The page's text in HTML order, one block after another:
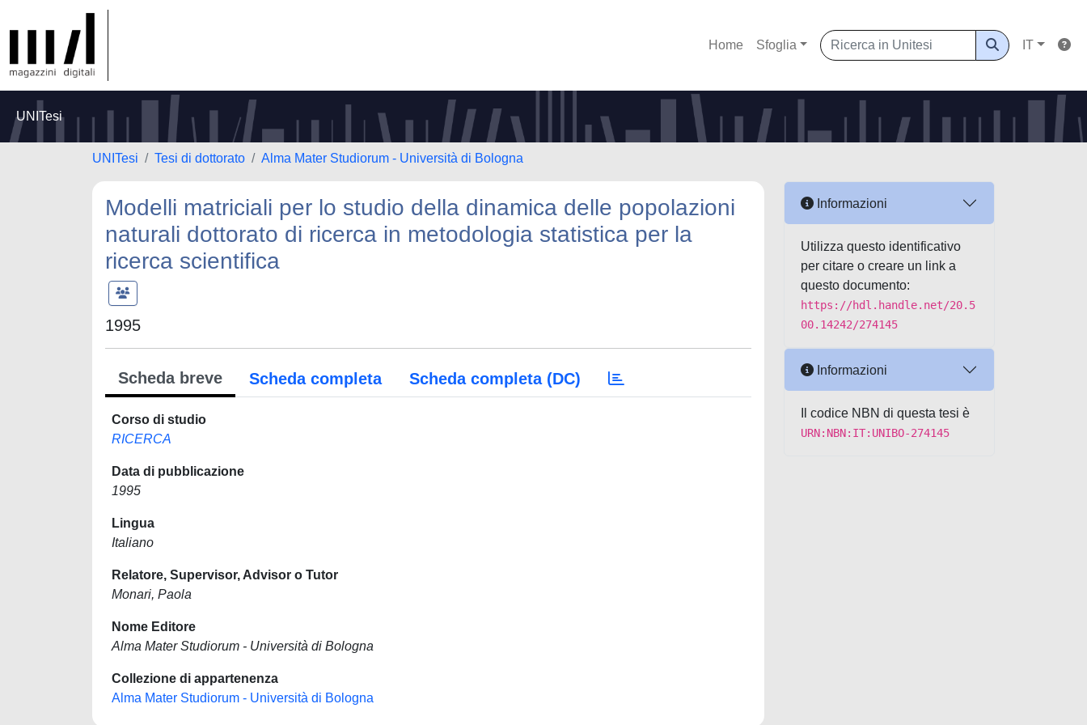
Home Sfoglia IT
UNITesi
UNITesi Tesi di dottorato Alma Mater Studiorum - Università di Bologna
Modelli matriciali per lo studio della dinamica delle popolazioni
naturali dottorato di ricerca in metodologia statistica per la
ricerca scientifica
1995
Scheda breve Scheda completa Scheda completa (DC)
Corso di studio
RICERCA
Data di pubblicazione
1995
Lingua
Italiano
Relatore, Supervisor, Advisor o Tutor
Monari, Paola
Nome Editore
Alma Mater Studiorum - Università di Bologna
Collezione di appartenenza
Alma Mater Studiorum - Università di Bologna
Informazioni
Utilizza questo identificativo
per citare o creare un link a
questo documento:
https://hdl.handle.net/20.5
00.14242/274145
Informazioni
Il codice NBN di questa tesi è
URN:NBN:IT:UNIBO-274145